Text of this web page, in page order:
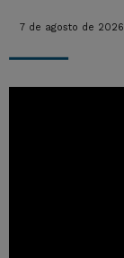
7 de agosto de 2026